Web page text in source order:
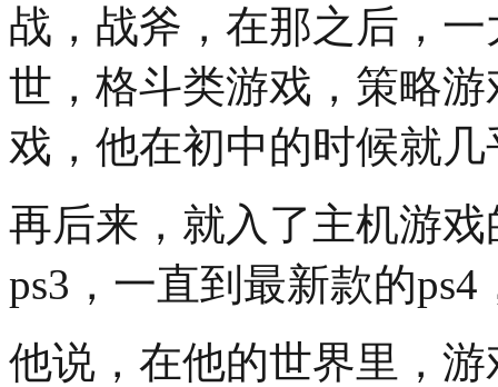
战，战斧，在那之后，
世，格斗类游戏，策略
戏，他在初中的时候就
再后来，就入了主机游
ps3，一直到最新款的
他说，在他的世界里，